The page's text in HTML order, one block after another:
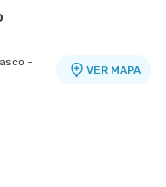
-
VER MAPA